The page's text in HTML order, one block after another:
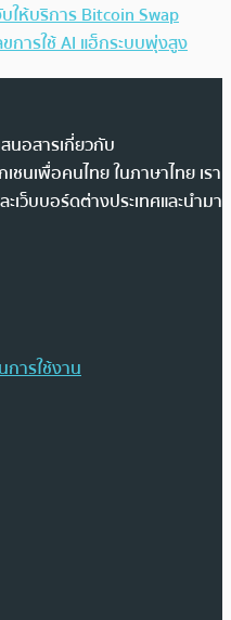
ให้บริการ Bitcoin Swap
การใช้ AI แฮ็กระบบพุ่งสูง
นอสารเกี่ยวกับ
ชนเพื่อคนไทย ในภาษาไทย เรา
เว็บบอร์ดต่างประเทศและนำมา
ารใช้งาน